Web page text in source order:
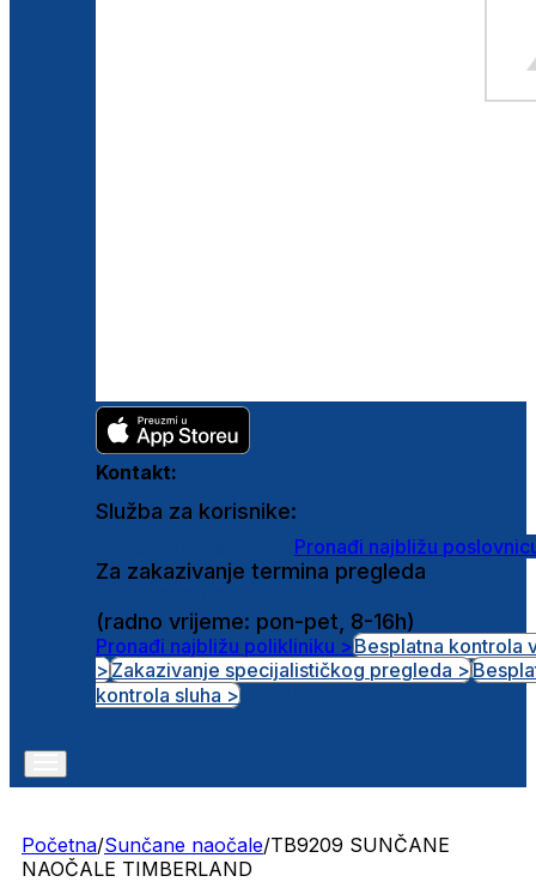
Kontakt:
Služba za korisnike:
Pronađi najbližu
Za zakazivanje termina pregleda
(radno vrijeme: pon-pet, 8-16h)
Pronađi najbližu polikliniku >Besplatna kontrola
>Zakazivanje specijalističkog pregleda >
kontrola sluha >
Početna/Sunčane naočale/TB9209 SUNČANE
NAOČALE TIMBERLAND